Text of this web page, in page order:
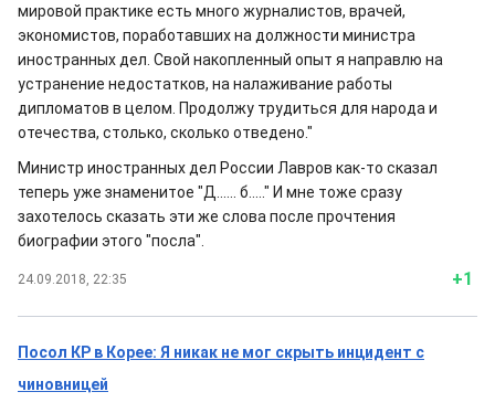
мировой практике есть много журналистов, врачей,
экономистов, поработавших на должности министра
иностранных дел. Свой накопленный опыт я направлю на
устранение недостатков, на налаживание работы
дипломатов в целом. Продолжу трудиться для народа и
отечества, столько, сколько отведено."
Министр иностранных дел России Лавров как-то сказал
теперь уже знаменитое "Д...... б....." И мне тоже сразу
захотелось сказать эти же слова после прочтения
биографии этого "посла".
24.09.2018, 22:35 +1
Посол КР в Корее: Я никак не мог скрыть инцидент с
чиновницей